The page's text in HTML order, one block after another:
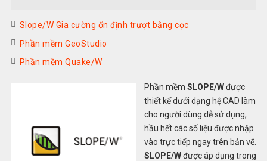
Slope/W Gia cường ổn định trượt bằng cọc
Phần mềm GeoStudio
Phần mềm Quake/W
Phần mềm SLOPE/Wđược
thiết kế dưới dạng hệ CAD làm
cho người dùng dễ sử dụng,
hầu hết các số liệu được nhập
vào trực tiếp ngay trên bản vẽ.
SLOPE/Wđược áp dụng trong